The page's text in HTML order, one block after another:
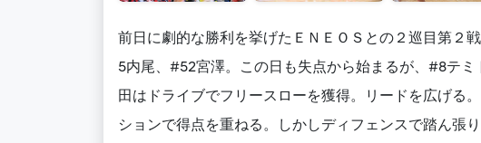
前日に劇的な勝利を挙げたＥＮＥＯＳとの２巡目第２
5内尾、#52宮澤。この日も失点から始まるが、#8テ
田はドライブでフリースローを獲得。リードを広げる
ションで得点を重ねる。しかしディフェンスで踏ん張